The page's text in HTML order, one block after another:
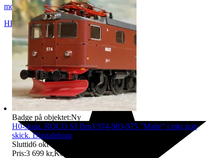
modelltågcom
HERRLJUNGA,Sverige
Badge på objektet:Ny
H0-skala. ROCO SJ Dm3 974-983-975 "Malte" i mkt gott
skick. Digitalplugg
Sluttid6 okt 12:53
Pris:3 699 kr,Köp nu